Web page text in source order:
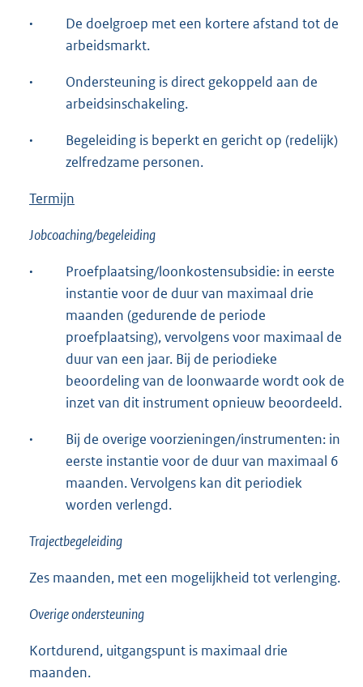
·
De doelgroep met een kortere afstand tot de
arbeidsmarkt.
·
Ondersteuning is direct gekoppeld aan de
arbeidsinschakeling.
·
Begeleiding is beperkt en gericht op (redelijk)
zelfredzame personen.
Termijn
Jobcoaching/begeleiding
·
Proefplaatsing/loonkostensubsidie: in eerste
instantie voor de duur van maximaal drie
maanden (gedurende de periode
proefplaatsing), vervolgens voor maximaal de
duur van een jaar. Bij de periodieke
beoordeling van de loonwaarde wordt ook de
inzet van dit instrument opnieuw beoordeeld.
·
Bij de overige voorzieningen/instrumenten: in
eerste instantie voor de duur van maximaal 6
maanden. Vervolgens kan dit periodiek
worden verlengd.
Trajectbegeleiding
Zes maanden, met een mogelijkheid tot verlenging.
Overige ondersteuning
Kortdurend, uitgangspunt is maximaal drie
maanden.